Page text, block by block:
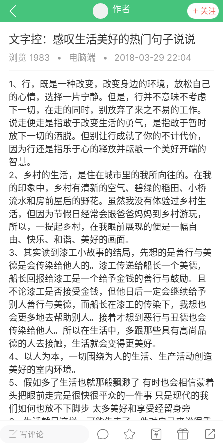
作者 关注
排行 头衔 抽奖
动态 小说 商城
任务
了好几次……大概是续篇……）
上来，奔流到海不复回”，流之国——一个被其
“东方之国”的国度，据史书记载，有着上千年的
流肆
枫 0 15
者
05-17 10:06 电脑端 公开内容
热门说说，幸福就是存在感和被需要
上班往，万家灯火回家来！
爱我，却没有结果
他操心已记不起我也有权利爱人
的一切删除干净是对下一任的尊重。
底多少钱一斤 我们为什么要在乎别人的
写评论
文字控：感叹生活美好的热门句子说说
浏览 1983 • 电脑端 • 2018-03-29 22:04
1、行，既是一种改变，改变身边的环境，放松自己
的心情，选择一片宁静。但是，行并不意味不考虑
下一切，在走的同时，别放弃了来之不易的工作。
说走便走是指敢于改变生活的勇气，是指敢于暂时
放下一切的洒脱。但别让行成就了你的不计代价，
因为行还是指乐于心的释放并酝酿一个美好开端的
智慧。
2、乡村的生活，是住在城市里的我所向往的。在我
的印象中，乡村有清新的空气、碧绿的稻田、小桥
流水和房前屋后的野花。虽然我没有体验过乡村生
活，但因为节假日经常会跟爸爸妈妈到乡村游玩，
所以，一提起乡村，在我眼前展现的便是一幅自
由、快乐、和谐、美好的画面。
3、其实读到漆工小故事的结局，先想的是善行与美
德是会传染给他人的。漆工传递给船长一个美德，
船长回报给漆工是一个给予金钱的善行与鼓励。且
不论漆工是否接受金钱，但他日后一定会继续给予
别人善行与美德，而船长在漆工的传染下，我想也
会更多地去帮助别人。接着才想到恶行与丑德也会
传染给他人。所以在生活中，多跟那些具有高尚品
德的人去接触，生活就会变得更美好。
4、以人为本，一切围绕为人的生活、生产活动创造
美好的室内环境。
5、假如多了生活也就那般飘渺了 有时也会相信蒙着
头把眼前走完是很快很平众的一件事 只是现代的我
们如何也放不下脚步 太多美好和享受经留身旁
6、生活就是这样，可能失去了一件对自己来说很重
要的事物，那些未可而知的明天就会闯入新的美